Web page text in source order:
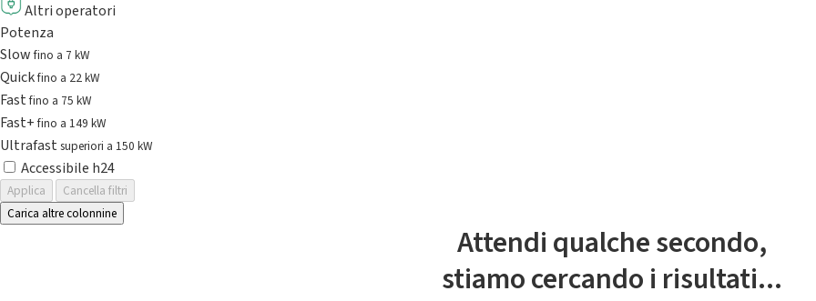
Altri operatori
Potenza
Slowfino a 7 kW
Quickfino a 22 kW
Fastfino a 75 kW
Fast+fino a 149 kW
Ultrafast superiori a 150 kW
Accessibile h24
Applica
Cancella filtri
Carica altre colonnine
Attendi qualche secondo,
stiamo cercando i risultati...